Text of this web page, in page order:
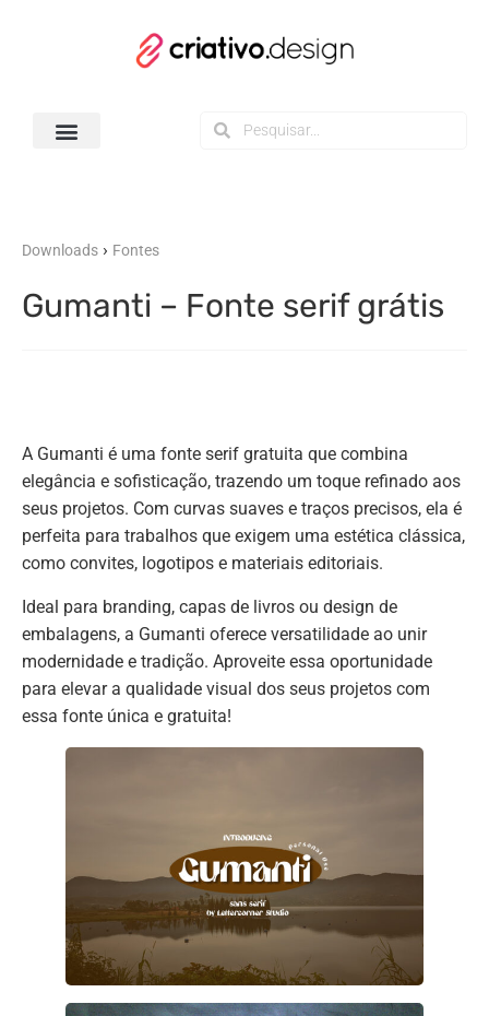
Downloads › Fontes
Gumanti – Fonte serif grátis
A Gumanti é uma fonte serif gratuita que combina
elegância e sofisticação, trazendo um toque refinado aos
seus projetos. Com curvas suaves e traços precisos, ela é
perfeita para trabalhos que exigem uma estética clássica,
como convites, logotipos e materiais editoriais.
Ideal para branding, capas de livros ou design de
embalagens, a Gumanti oferece versatilidade ao unir
modernidade e tradição. Aproveite essa oportunidade
para elevar a qualidade visual dos seus projetos com
essa fonte única e gratuita!